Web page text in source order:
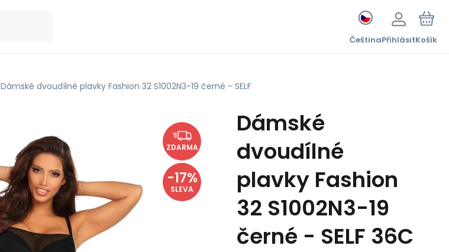
ČeštinaPřihlásitKošík
Dámské dvoudílné plavky Fashion 32 S1002N3-19 černé - SELF
ZDARMA
-17%
SLEVA
Dámské
dvoudílné
plavky Fashion
32 S1002N3-19
černé - SELF 36C